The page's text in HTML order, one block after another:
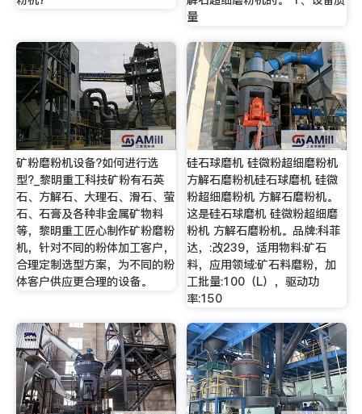
量
矿粉磨粉机设备?如何进行选
型?_黎明重工科技矿粉有石英
石、方解石、大理石、滑石、萤
石、石膏及各种非金属矿物料
等，黎明重工匠心制作矿粉磨粉
机，针对不同的粉体加工客户，
合理定制选型方案，为不同的粉
体客户供应更合理的设备。
硅石球磨机 硅微粉超细磨粉机
方解石磨粉机硅石球磨机 硅微
粉超细磨粉机 方解石磨粉机。
这是硅石球磨机 硅微粉超细磨
粉机 方解石磨粉机。品牌:科菲
达，:改239，适用物料:矿石
料，应用领域:矿石料磨粉，加
工批量:100（L），驱动功
率:150